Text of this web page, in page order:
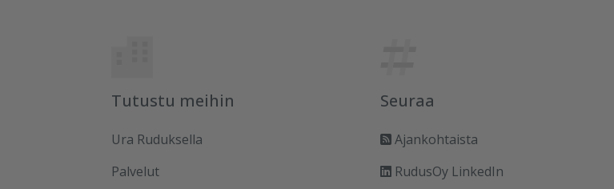
Tutustu meihin
Ura Ruduksella
Palvelut
Seuraa
Ajankohtaista
RudusOy LinkedIn